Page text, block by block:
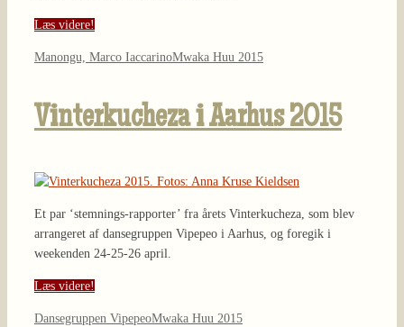
Læs videre!
Manongu, Marco IaccarinoMwaka Huu 2015
Vinterkucheza i Aarhus 2015
Et par ‘stemnings-rapporter’ fra årets Vinterkucheza, som blev
arrangeret af dansegruppen Vipepeo i Aarhus, og foregik i
weekenden 24-25-26 april.
Læs videre!
Dansegruppen VipepeoMwaka Huu 2015